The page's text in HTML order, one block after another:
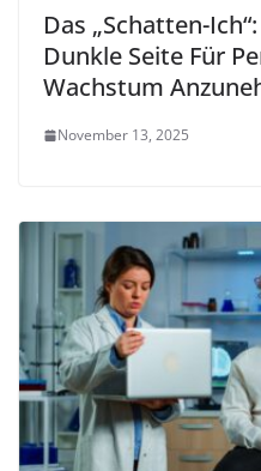
Das „Schatten-
Dunkle Seite Für
Wachstum
November 13, 2025